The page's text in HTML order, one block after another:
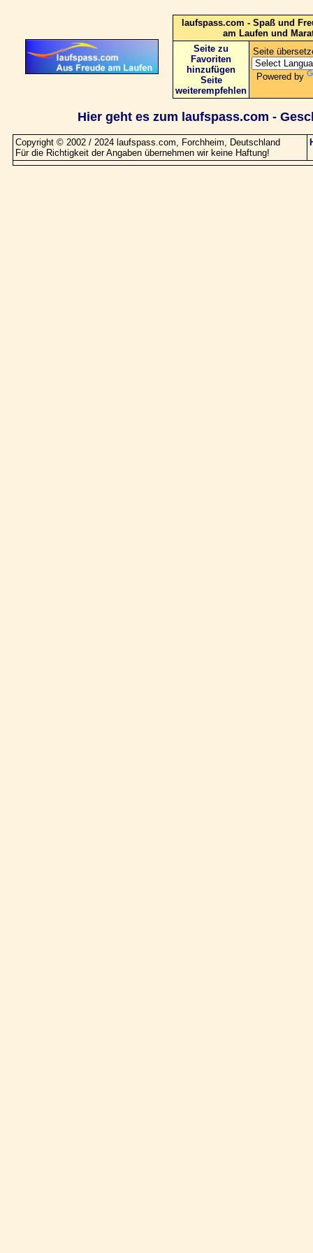
laufspass.com - Spaß und
am Laufen und
Seite zu
Favoriten
hinzufügen
Seite
weiterempfehlen
Seite
Powered by
Hier geht es zum laufspass.com -
Copyright © 2002 / 2024 laufspass.com, Forchheim, Deutschland
Für die Richtigkeit der Angaben übernehmen wir keine Haftung!